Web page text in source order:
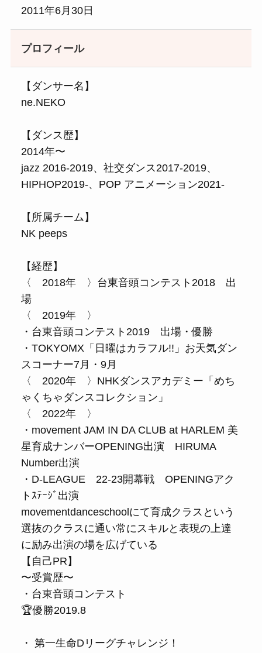
2011年6月30日
プロフィール
【ダンサー名】
ne.NEKO
【ダンス歴】
2014年〜
jazz 2016-2019、社交ダンス2017-2019、
HIPHOP2019-、POP アニメーション2021-
【所属チーム】
NK peeps
【経歴】
〈 2018年 〉台東音頭コンテスト2018 出
場
〈 2019年 〉
・台東音頭コンテスト2019 出場・優勝
・TOKYOMX「日曜はカラフル!!」お天気ダン
スコーナー7月・9月
〈 2020年 〉NHKダンスアカデミー「めち
ゃくちゃダンスコレクション」
〈 2022年 〉
・movement JAM IN DA CLUB at HARLEM 美
星育成ナンバーOPENING出演 HIRUMA
Number出演
・D-LEAGUE 22-23開幕戦 OPENINGアク
トｽﾃｰｼﾞ出演
movementdanceschoolにて育成クラスという
選抜のクラスに通い常にスキルと表現の上達
に励み出演の場を広げている
【自己PR】
〜受賞歴〜
・台東音頭コンテスト
🏆優勝2019.8
・ 第一生命Dリーグチャレンジ！